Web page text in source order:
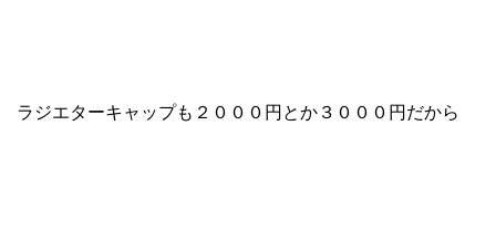
ラジエターキャップも２０００円とか３０００円だから